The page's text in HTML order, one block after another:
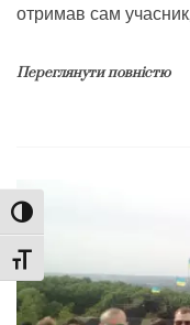
Toggle High Contrast
Toggle Font size
отримав сам учасник,
Переглянути повністю